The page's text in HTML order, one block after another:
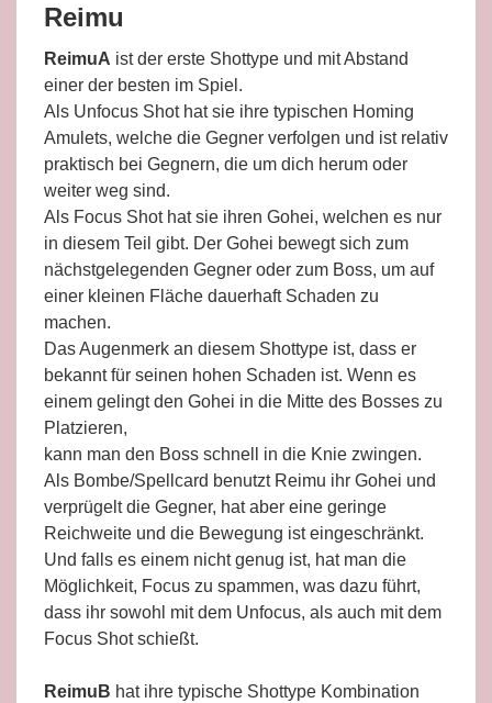
Reimu
ReimuA ist der erste Shottype und mit Abstand
einer der besten im Spiel.
Als Unfocus Shot hat sie ihre typischen Homing
Amulets, welche die Gegner verfolgen und ist relativ
praktisch bei Gegnern, die um dich herum oder
weiter weg sind.
Als Focus Shot hat sie ihren Gohei, welchen es nur
in diesem Teil gibt. Der Gohei bewegt sich zum
nächstgelegenden Gegner oder zum Boss, um auf
einer kleinen Fläche dauerhaft Schaden zu
machen.
Das Augenmerk an diesem Shottype ist, dass er
bekannt für seinen hohen Schaden ist. Wenn es
einem gelingt den Gohei in die Mitte des Bosses zu
Platzieren,
kann man den Boss schnell in die Knie zwingen.
Als Bombe/Spellcard benutzt Reimu ihr Gohei und
verprügelt die Gegner, hat aber eine geringe
Reichweite und die Bewegung ist eingeschränkt.
Und falls es einem nicht genug ist, hat man die
Möglichkeit, Focus zu spammen, was dazu führt,
dass ihr sowohl mit dem Unfocus, als auch mit dem
Focus Shot schießt.
ReimuB hat ihre typische Shottype Kombination